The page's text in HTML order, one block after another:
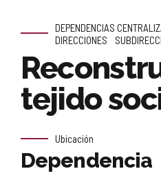
DEPENDENCIAS
DIRECCIONES
tejido
Ubicación
Dependencia